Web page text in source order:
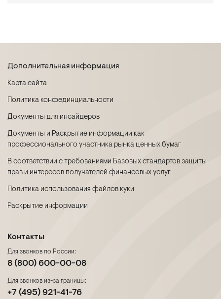
Дополнительная информация
Карта сайта
Политика конфединциальности
Документы для инсайдеров
Документы и Раскрытие информации как
профессионального участника рынка ценных бумаг
В соответствии с требованиями Базовых стандартов защиты
прав и интересов получателей финансовых услуг
Политика использования файлов куки
Раскрытие информации
Контакты
Для звонков по России:
8 (800) 600-00-08
Для звонков из-за границы:
+7 (495) 921-41-76